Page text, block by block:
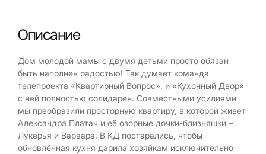
Описание
Дом молодой мамы с двумя детьми просто обязан
быть наполнен радостью! Так думает команда
телепроекта «Квартирный Вопрос», и «Кухонный Двор»
с ней полностью солидарен. Совместными усилиями
мы преобразили просторную квартиру, в которой живёт
Александра Платач и её озорные дочки-близняшки –
Лукерья и Варвара. В КД постарались, чтобы
обновлённая кухня дарила хозяйкам исключительно